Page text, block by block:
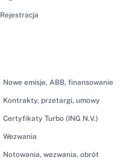
Nowe emisje, ABB, finansowanie
Kontrakty, przetargi, umowy
Certyfikaty Turbo (ING N.V.)
Wezwania
Notowania, wezwania, obrót
Rejestracja